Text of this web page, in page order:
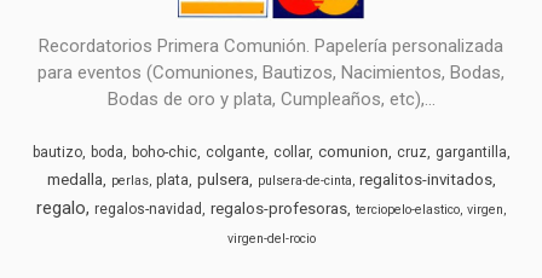
Recordatorios Primera Comunión. Papelería personalizada
para eventos (Comuniones, Bautizos, Nacimientos, Bodas,
Bodas de oro y plata, Cumpleaños, etc),...
bautizo boda boho-chic colgante collar comunion cruz gargantilla
medalla perlas plata pulsera pulsera-de-cinta regalitos-invitados
regalo regalos-navidad regalos-profesoras terciopelo-elastico virgen
virgen-del-rocio